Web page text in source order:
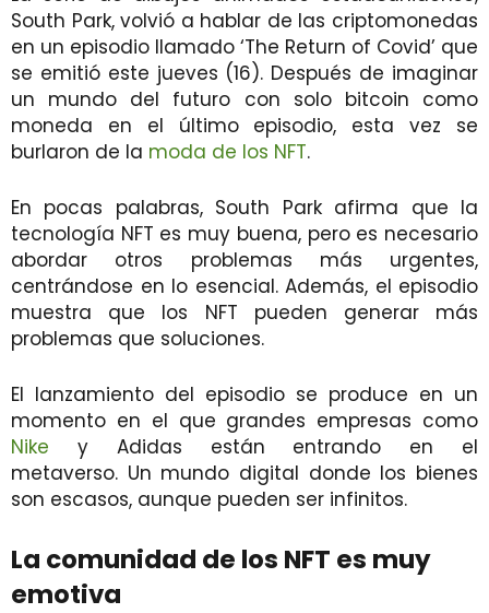
South Park, volvió a hablar de las criptomonedas
en un episodio llamado ‘The Return of Covid’ que
se emitió este jueves (16). Después de imaginar
un mundo del futuro con solo bitcoin como
moneda en el último episodio, esta vez se
burlaron de la moda de los NFT.
En pocas palabras, South Park afirma que la
tecnología NFT es muy buena, pero es necesario
abordar otros problemas más urgentes,
centrándose en lo esencial. Además, el episodio
muestra que los NFT pueden generar más
problemas que soluciones.
El lanzamiento del episodio se produce en un
momento en el que grandes empresas como
Nike y Adidas están entrando en el
metaverso. Un mundo digital donde los bienes
son escasos, aunque pueden ser infinitos.
La comunidad de los NFT es muy
emotiva